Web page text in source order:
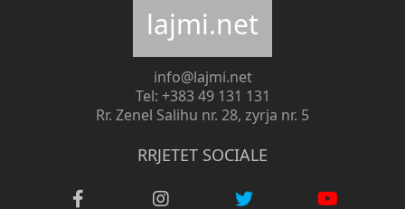
lajmi.net
info@lajmi.net
Tel: +383 49 131 131
Rr. Zenel Salihu nr. 28, zyrja nr. 5
RRJETET SOCIALE